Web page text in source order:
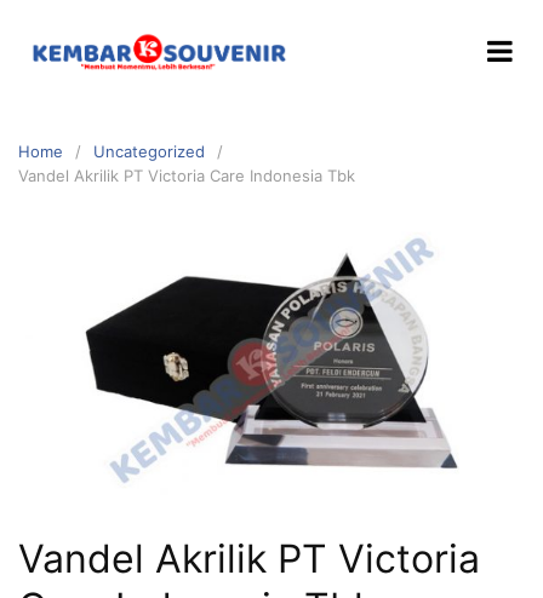
Home
Uncategorized
Vandel Akrilik PT Victoria Care Indonesia Tbk
Vandel Akrilik PT Victoria